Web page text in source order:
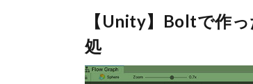
【Unity】Boltで作
処